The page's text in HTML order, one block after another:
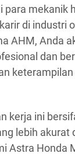
para mekanik
di industri
AHM, Anda
dan
kerja ini
lebih akurat
Astra Honda